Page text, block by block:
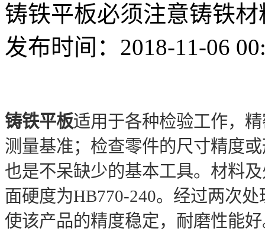
铸铁平板必须注意铸铁
发布时间：2018-11-06
铸铁平板适用于各种检验工作，
测量基准；检查零件的尺寸精度
也是不呆缺少的基本工具。材料
面硬度为HB770-240。经过两次
使该产品的精度稳定，耐磨性能